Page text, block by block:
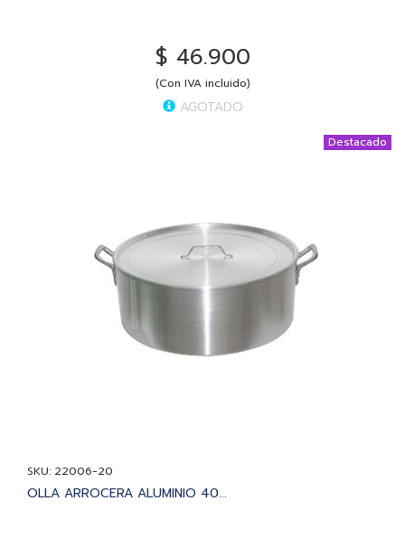
$ 46.900
(Con IVA incluido)
AGOTADO
Destacado
SKU: 22006-20
OLLA ARROCERA ALUMINIO 40...